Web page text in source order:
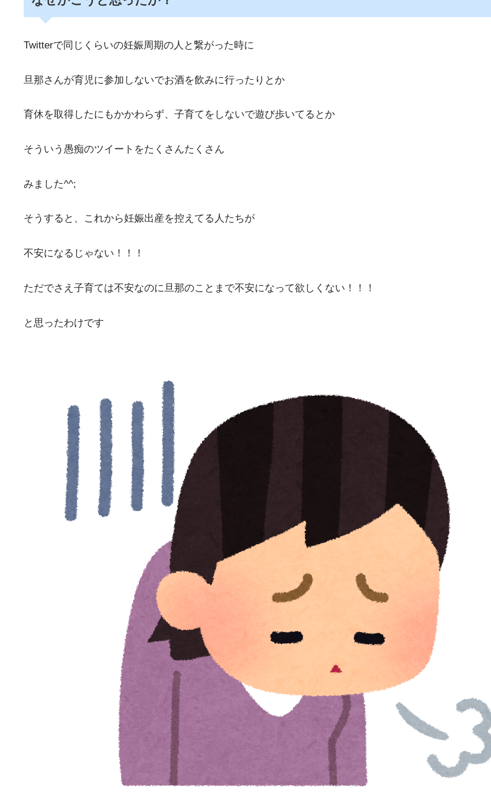
Twitterで同じくらいの妊娠周期の人と繋がった時に
旦那さんが育児に参加しないでお酒を飲みに行ったりとか
育休を取得したにもかかわらず、子育てをしないで遊び歩いてるとか
そういう愚痴のツイートをたくさんたくさん
みました^^;
そうすると、これから妊娠出産を控えてる人たちが
不安になるじゃない！！！
ただでさえ子育ては不安なのに旦那のことまで不安になって欲しくない！！！
と思ったわけです